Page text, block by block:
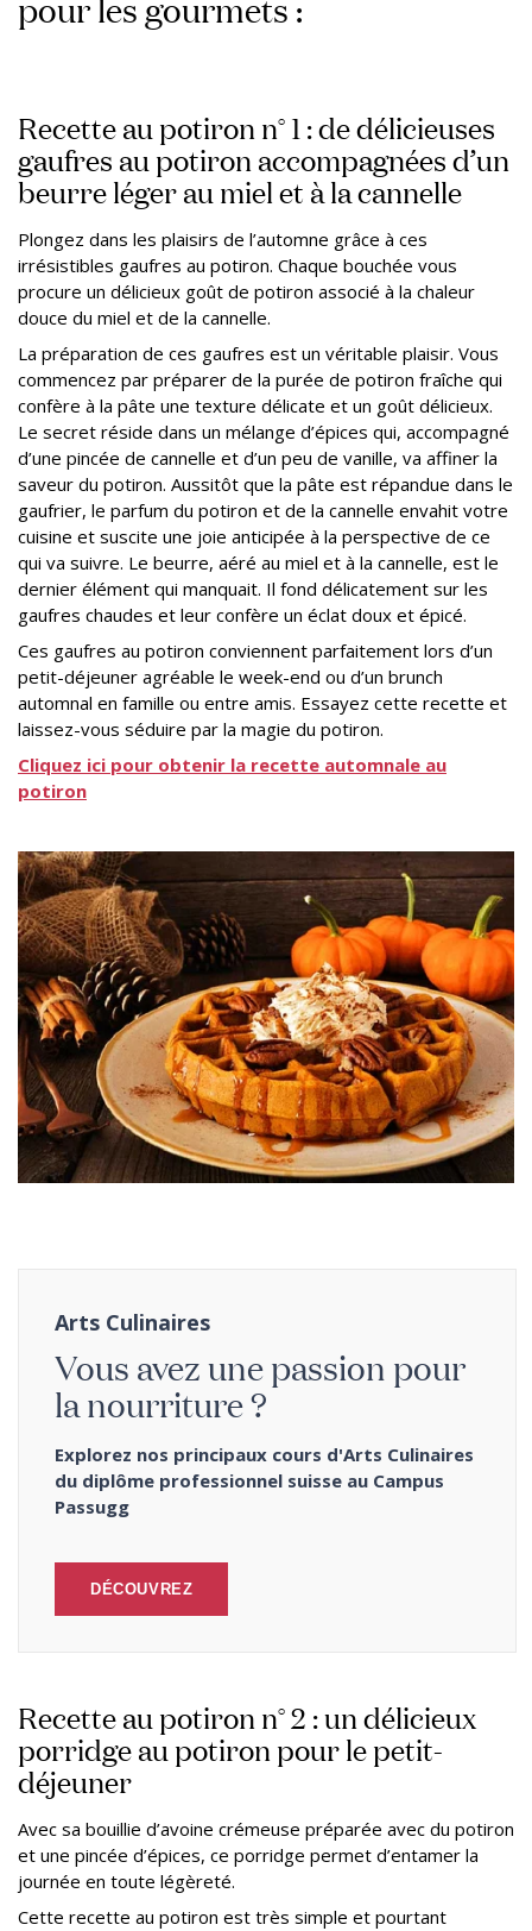
Recette au potiron n° 1 : de délicieuses
gaufres au potiron accompagnées d’un
beurre léger au miel et à la cannelle
Plongez dans les plaisirs de l’automne grâce à ces
irrésistibles gaufres au potiron. Chaque bouchée vous
procure un délicieux goût de potiron associé à la chaleur
douce du miel et de la cannelle.
La préparation de ces gaufres est un véritable plaisir. Vous
commencez par préparer de la purée de potiron fraîche qui
confère à la pâte une texture délicate et un goût délicieux.
Le secret réside dans un mélange d’épices qui, accompagné
d’une pincée de cannelle et d’un peu de vanille, va affiner la
saveur du potiron. Aussitôt que la pâte est répandue dans le
gaufrier, le parfum du potiron et de la cannelle envahit votre
cuisine et suscite une joie anticipée à la perspective de ce
qui va suivre. Le beurre, aéré au miel et à la cannelle, est le
dernier élément qui manquait. Il fond délicatement sur les
gaufres chaudes et leur confère un éclat doux et épicé.
Ces gaufres au potiron conviennent parfaitement lors d’un
petit-déjeuner agréable le week-end ou d’un brunch
automnal en famille ou entre amis. Essayez cette recette et
laissez-vous séduire par la magie du potiron.
Cliquez ici pour obtenir la recette automnale au
potiron
Arts Culinaires
Vous avez une passion pour
la nourriture ?
Explorez nos principaux cours d'Arts Culinaires
du diplôme professionnel suisse au Campus
Passugg
DÉCOUVREZ
Recette au potiron n° 2 : un délicieux
porridge au potiron pour le petit-
déjeuner
Avec sa bouillie d’avoine crémeuse préparée avec du potiron
et une pincée d’épices, ce porridge permet d’entamer la
journée en toute légèreté.
Cette recette au potiron est très simple et pourtant